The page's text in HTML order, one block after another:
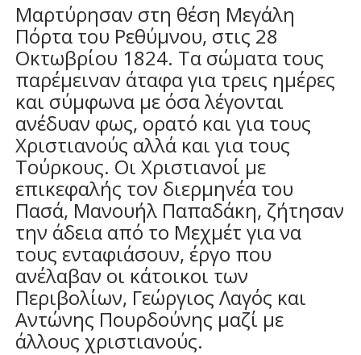
Μαρτύρησαν στη θέση Μεγάλη
Πόρτα του Ρεθύμνου, στις 28
Οκτωβρίου 1824. Τα σώματα τους
παρέμειναν άταφα για τρεις ημέρες
και σύμφωνα με όσα λέγονται
ανέδυαν φως, ορατό και για τους
Χριστιανούς αλλά και για τους
Τούρκους. Οι Χριστιανοί με
επικεφαλής τον διερμηνέα του
Πασά, Μανουήλ Παπαδάκη, ζήτησαν
την άδεια από το Μεχμέτ για να
τους ενταφιάσουν, έργο που
ανέλαβαν οι κάτοικοι των
Περιβολίων, Γεώργιος Λαγός και
Αντώνης Πουρδούνης μαζί με
άλλους χριστιανούς.